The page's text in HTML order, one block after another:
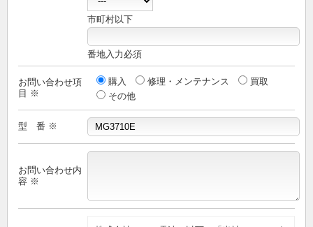
市町村以下
番地入力必須
お問い合わせ項
目 ※
購入 修理・メンテナンス
買取
その他
型 番 ※
お問い合わせ内
容 ※